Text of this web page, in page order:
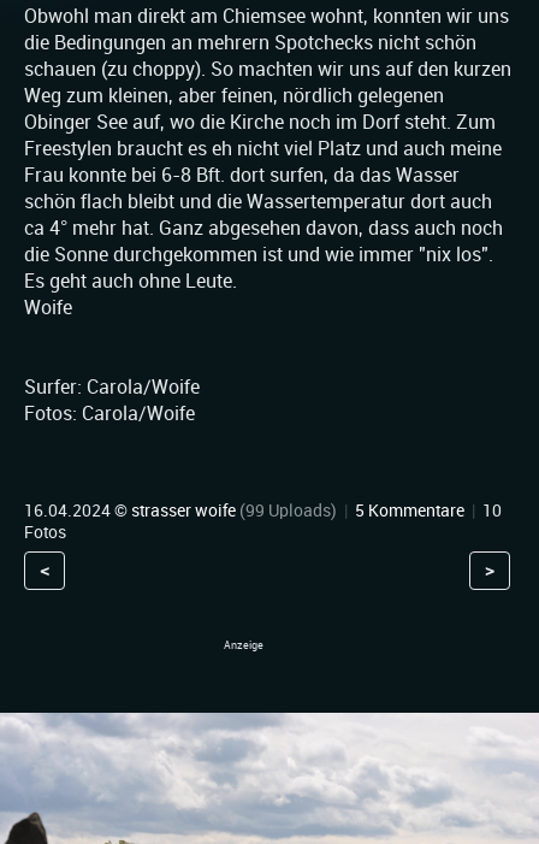
Obwohl man direkt am Chiemsee wohnt, konnten wir uns
die Bedingungen an mehrern Spotchecks nicht schön
schauen (zu choppy). So machten wir uns auf den kurzen
Weg zum kleinen, aber feinen, nördlich gelegenen
Obinger See auf, wo die Kirche noch im Dorf steht. Zum
Freestylen braucht es eh nicht viel Platz und auch meine
Frau konnte bei 6-8 Bft. dort surfen, da das Wasser
schön flach bleibt und die Wassertemperatur dort auch
ca 4° mehr hat. Ganz abgesehen davon, dass auch noch
die Sonne durchgekommen ist und wie immer "nix los".
Es geht auch ohne Leute.
Woife
Surfer: Carola/Woife
Fotos: Carola/Woife
16.04.2024 © strasser woife (99 Uploads) | 5 Kommentare | 10
Fotos
< >